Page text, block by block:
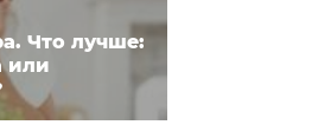
Что лучше:
или